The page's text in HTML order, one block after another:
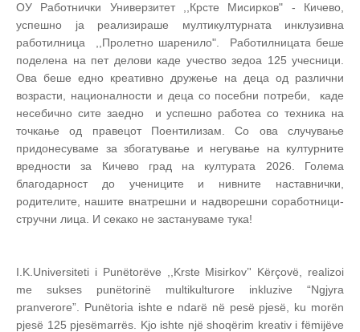
ОУ Работнички Универзитет ,,Крсте Мисирков" - Кичево,
успешно ја реализираше мултикултурната инклузивна
работилница ,,Пролетно шаренило". Работилницата беше
поделена на пет делови каде учество зедоа 125 учесници.
Ова беше едно креативно дружење на деца од различни
возрасти, националности и деца со посебни потреби, каде
несебично сите заедно и успешно работеа со техника на
точкање од правецот Поентилизам. Со ова случување
придонесуваме за збогатување и негување на културните
вредности за Кичево град на културата 2026. Голема
благодарност до учениците и нивните наставнички,
родителите, нашите внатрешни и надворешни соработници-
стручни лица. И секако не застануваме тука!
I.K.Universiteti i Punëtorëve ,,Krste Misirkov’' Kërçovë, realizoi
me sukses punëtorinë multikulturore inkluzive “Ngjyra
pranverore”. Punëtoria ishte e ndarë në pesë pjesë, ku morën
pjesë 125 pjesëmarrës. Kjo ishte një shoqërim kreativ i fëmijëve